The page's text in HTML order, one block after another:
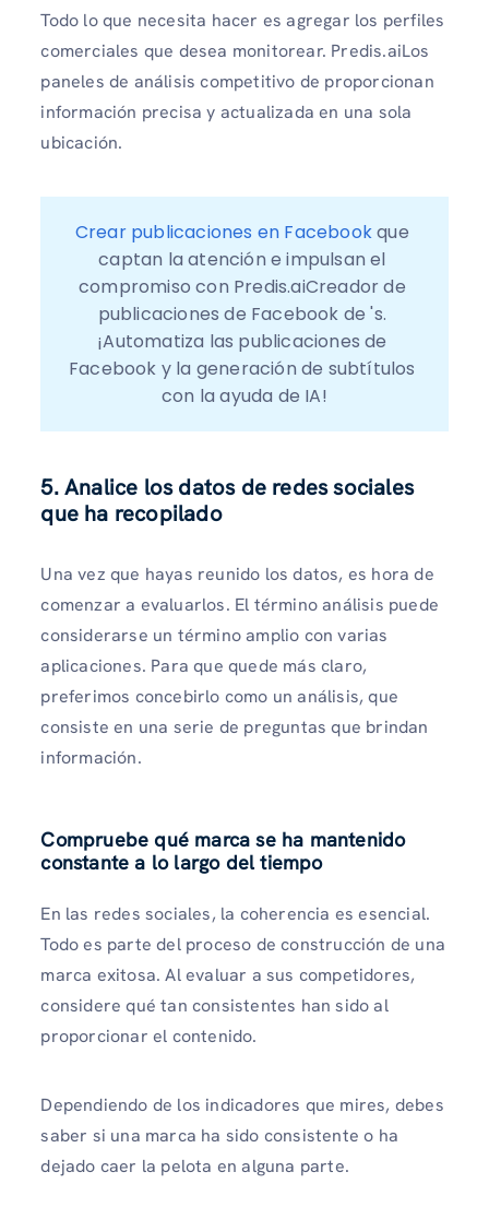
Todo lo que necesita hacer es agregar los perfiles
comerciales que desea monitorear. Predis.aiLos
paneles de análisis competitivo de proporcionan
información precisa y actualizada en una sola
ubicación.
Crear publicaciones en Facebook que
captan la atención e impulsan el
compromiso con Predis.aiCreador de
publicaciones de Facebook de 's.
¡Automatiza las publicaciones de
Facebook y la generación de subtítulos
con la ayuda de IA!
5. Analice los datos de redes sociales
que ha recopilado
Una vez que hayas reunido los datos, es hora de
comenzar a evaluarlos. El término análisis puede
considerarse un término amplio con varias
aplicaciones. Para que quede más claro,
preferimos concebirlo como un análisis, que
consiste en una serie de preguntas que brindan
información.
Compruebe qué marca se ha mantenido
constante a lo largo del tiempo
En las redes sociales, la coherencia es esencial.
Todo es parte del proceso de construcción de una
marca exitosa. Al evaluar a sus competidores,
considere qué tan consistentes han sido al
proporcionar el contenido.
Dependiendo de los indicadores que mires, debes
saber si una marca ha sido consistente o ha
dejado caer la pelota en alguna parte.